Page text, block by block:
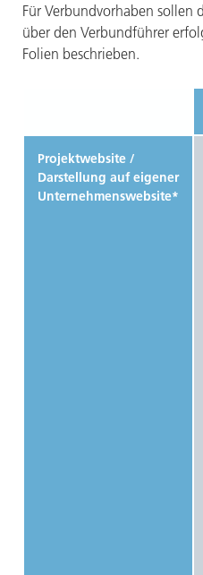
Für Verbundvorhaben
über den Verbundführer
Folien beschrieben.
Projektwebsite /
Darstellung auf eigener
Unternehmenswebsite*